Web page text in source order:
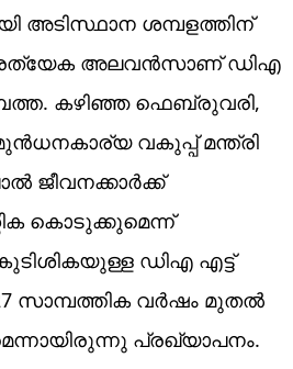
അടിസ്ഥാന ശമ്പളത്തിന്
അലവൻസാണ് ഡിഎ
കഴിഞ്ഞ ഫെബ്രുവരി,
വകുപ്പ് മന്ത്രി
ജീവനക്കാർക്ക്
കൊടുക്കുമെന്ന്
ഡിഎ എട്ട്
സാമ്പത്തിക വർഷം മുതൽ
പ്രഖ്യാപനം.